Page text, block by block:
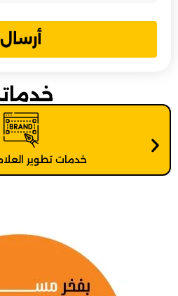
أرسال
خدمات تطوير